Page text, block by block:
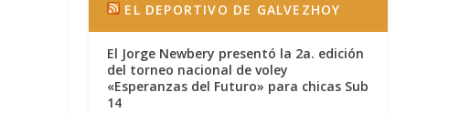
EL DEPORTIVO DE GALVEZHOY
El Jorge Newbery presentó la 2a. edición
del torneo nacional de voley
«Esperanzas del Futuro» para chicas Sub
14